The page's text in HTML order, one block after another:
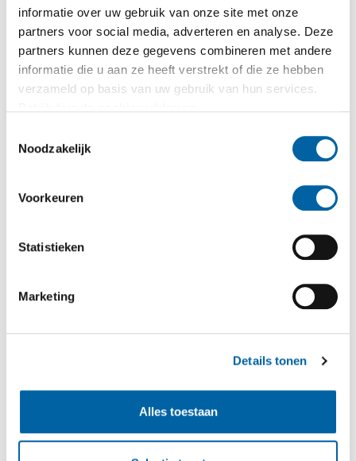
informatie over uw gebruik van onze site met onze
partners voor social media, adverteren en analyse. Deze
partners kunnen deze gegevens combineren met andere
informatie die u aan ze heeft verstrekt of die ze hebben
verzameld op basis van uw gebruik van hun services.
Noodzakelijk
Voorkeuren
Statistieken
Marketing
Details tonen
Alles toestaan